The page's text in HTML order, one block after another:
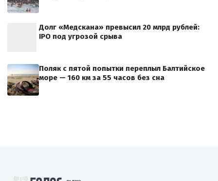
Долг «Медскана» превысил 20 млрд рублей:
IPO под угрозой срыва
Поляк с пятой попытки переплыл Балтийское
море — 160 км за 55 часов без сна